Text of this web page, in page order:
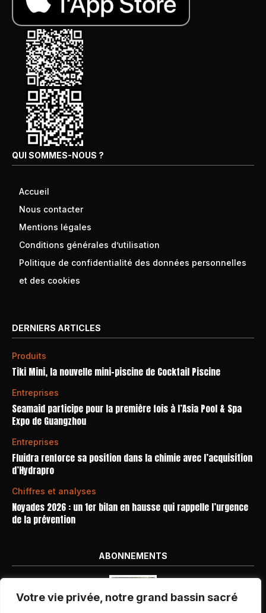
Votre vie privée, notre grand bassin sacré
QUI SOMMES-NOUS ?
Accueil
Nous contacter
Mentions légales
Conditions générales d’utilisation
Politique de confidentialité des données personnelles
et des cookies
DERNIERS ARTICLES
Produits
Tiki Mini, la nouvelle mini-piscine de Cocktail Piscine
Entreprises
Seamaid participe pour la première fois à l’Asia Pool & Spa
Expo de Guangzhou
Entreprises
Fluidra renforce sa position dans la chimie avec l’acquisition
d’Hydrapro
Chiffres et analyses
Noyades 2026 : un 1er bilan en hausse qui rappelle l’urgence
de la prévention
ABONNEMENTS